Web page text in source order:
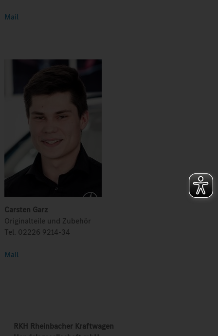
Mail
Carsten Garz
Originalteile und Zubehör
Tel. 02226 9214-34
Mail
RKH Rheinbacher Kraftwagen